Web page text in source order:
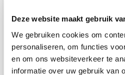
Deze website maakt gebruik
We gebruiken cookies om
personaliseren, om functies
en om ons websiteverkeer te
informatie over uw gebruik van